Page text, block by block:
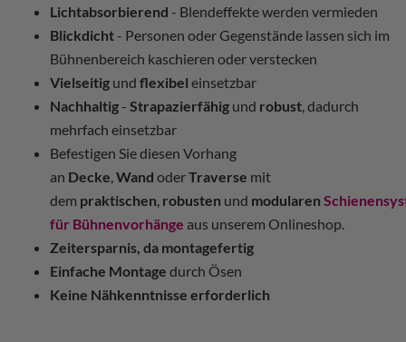
Lichtabsorbierend - Blendeffekte werden vermieden
Blickdicht - Personen oder Gegenstände lassen sich im
Bühnenbereich kaschieren oder verstecken
Vielseitig und flexibel einsetzbar
Nachhaltig - Strapazierfähig und robust, dadurch
mehrfach einsetzbar
Befestigen Sie diesen Vorhang
an Decke,Wand oderTraverse mit
dem praktischen, robusten und modularen
für Bühnenvorhänge aus unserem Onlineshop.
Zeitersparnis, da montagefertig
Einfache Montage durch Ösen
Keine Nähkenntnisse erforderlich